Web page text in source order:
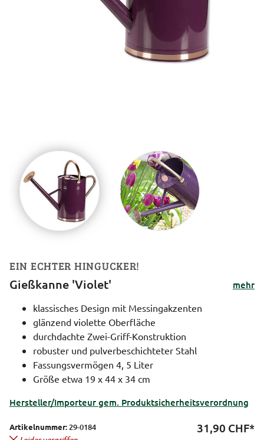
EIN ECHTER HINGUCKER!
Gießkanne 'Violet'
mehr
klassisches Design mit Messingakzenten
glänzend violette Oberfläche
durchdachte Zwei-Griff-Konstruktion
robuster und pulverbeschichteter Stahl
Fassungsvermögen 4, 5 Liter
Größe etwa 19 x 44 x 34 cm
Hersteller/Importeur gem. Produktsicherheitsverordnung
Artikelnummer: 29-0184 31,90 CHF*